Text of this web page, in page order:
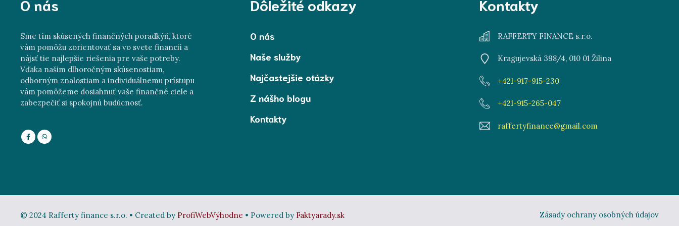
O nás
Sme tím skúsených finančných poradkýň, ktoré
vám pomôžu zorientovať sa vo svete financií a
nájsť tie najlepšie riešenia pre vaše potreby.
Vďaka našim dlhoročným skúsenostiam,
odborným znalostiam a individuálnemu prístupu
vám pomôžeme dosiahnuť vaše finančné ciele a
zabezpečiť si spokojnú budúcnosť.
Dôležité odkazy
O nás
Naše služby
Najčastejšie otázky
Z nášho blogu
Kontakty
Kontakty
RAFFERTY FINANCE s.r.o.
Kragujevská 398/4, 010 01 Žilina
+421-917-915-230
+421-915-265-047
raffertyfinance@gmail.com
© 2024 Rafferty finance s.r.o. • Created by ProfiWebVýhodne • Powered by Faktyarady.sk Zásady ochrany osobných údajov